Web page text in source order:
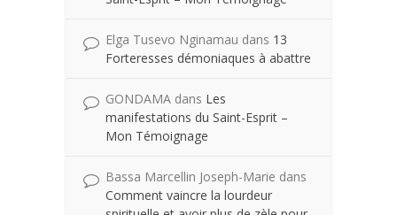
Elga Tusevo Nginamau dans 13
Forteresses démoniaques à abattre
GONDAMA dans Les
manifestations du Saint-Esprit –
Mon Témoignage
Bassa Marcellin Joseph-Marie dans
Comment vaincre la lourdeur